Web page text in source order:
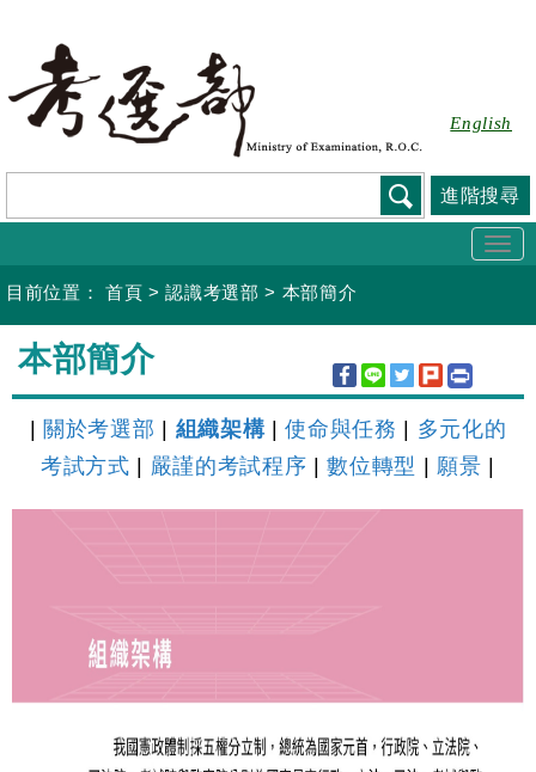
要
容
English
進階搜尋
目前位置： 首頁 >認識考選部 > 本部簡介
本部簡介
關於考選部 組織架構|使命與任務
多元化的
考試方式
嚴謹的考試程序 |數位轉型 願景